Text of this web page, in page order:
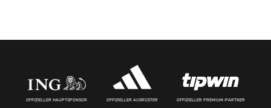
OFFIZIELLER HAUPTSPONSOR OFFIZIELLER AUSRÜSTER OFFIZIELLER PREMIUM-PARTNER